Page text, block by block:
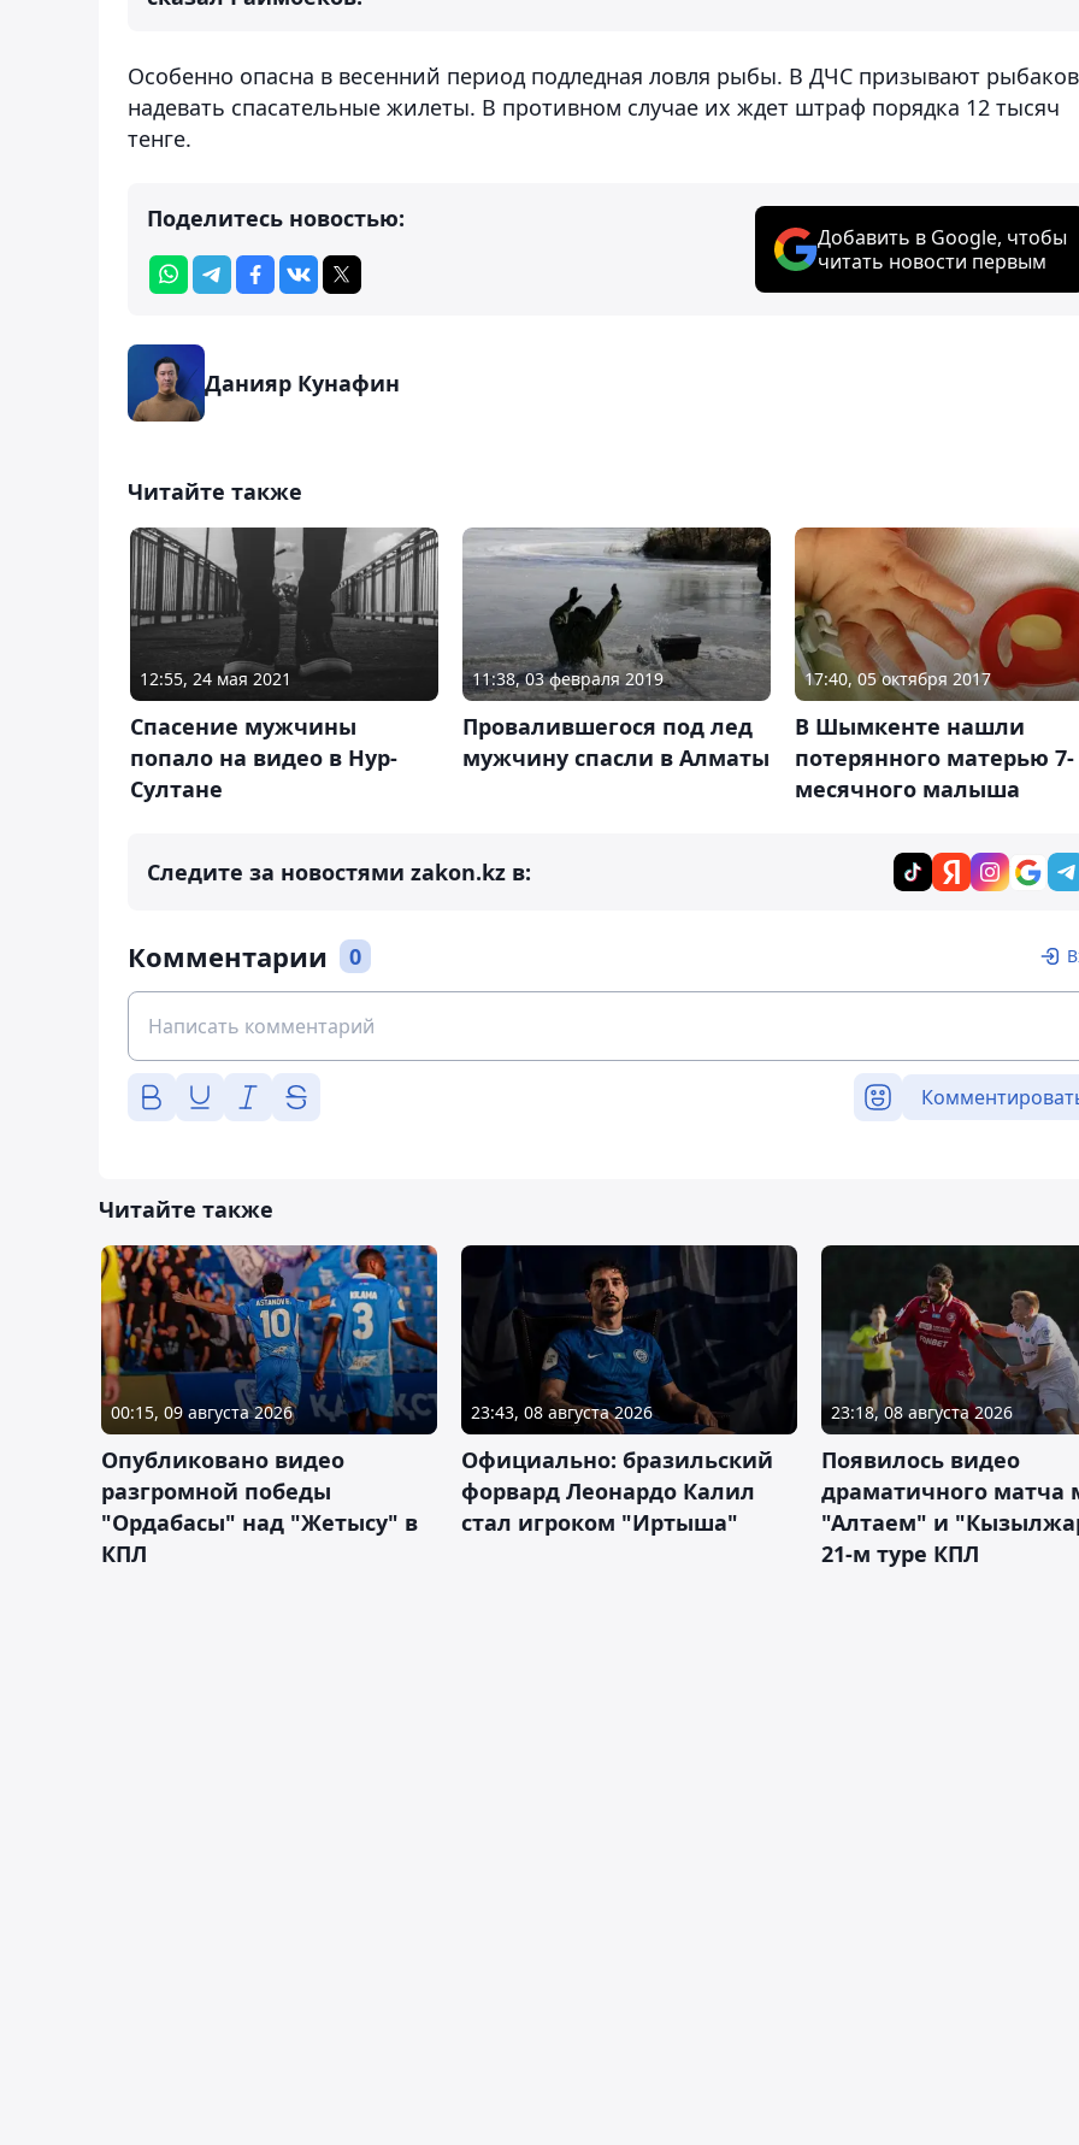
Особенно опасна в весенний период подледная ловля рыбы. В ДЧС призывают рыбаков
надевать спасательные жилеты. В противном случае их ждет штраф порядка 12 тысяч
тенге.
Поделитесь новостью:
Добавить в Google, чтобы
читать новости первым
Данияр Кунафин
Читайте также
12:55, 24 мая 2021
Спасение мужчины
попало на видео в Нур-
Султане
11:38, 03 февраля 2019
Провалившегося под лед
мужчину спасли в Алматы
17:40, 05 октября 2017
В Шымкенте нашли
потерянного матерью 7-
месячного малыша
Следите за новостями zakon.kz в:
Комментарии 0
Читайте также
00:15, 09 августа 2026
Опубликовано видео
разгромной победы
"Ордабасы" над "Жетысу" в
КПЛ
23:43, 08 августа 2026
Официально: бразильский
форвард Леонардо Калил
стал игроком "Иртыша"
23:18, 08 августа 2026
Появилось видео
драматичного матча
"Алтаем" и
21-м туре КПЛ